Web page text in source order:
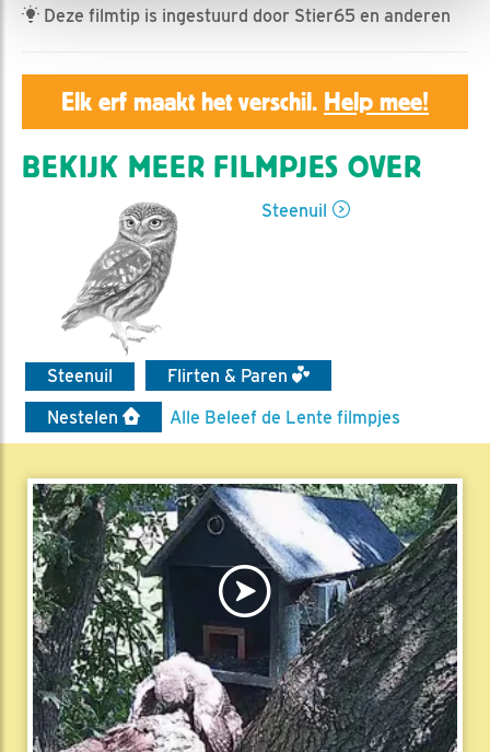
Deze filmtip is ingestuurd door Stier65 en anderen
Elk erf maakt het verschil. Help mee!
BEKIJK MEER FILMPJES OVER
Steenuil
Steenuil
Flirten & Paren
Nestelen
Alle Beleef de Lente filmpjes